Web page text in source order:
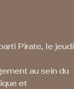
Pirate, le jeudi
au sein du
et